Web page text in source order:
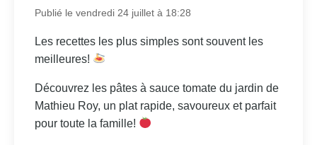
Publié le vendredi 24 juillet à 18:28
Les recettes les plus simples sont souvent les
meilleures!
Découvrez les pâtes à sauce tomate du jardin de
Mathieu Roy, un plat rapide, savoureux et parfait
pour toute la famille!